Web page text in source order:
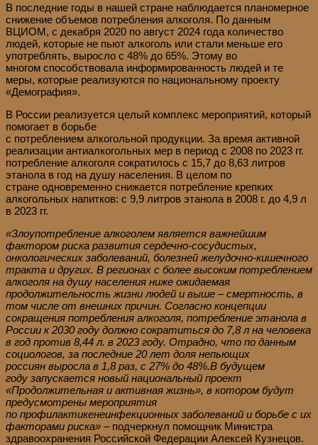
В последние годы в нашей стране наблюдается планомерное
снижение объемов потребления алкоголя. По данным
ВЦИОМ, с декабря 2020 по август 2024 года количество
людей, которые не пьют алкоголь или стали меньше его
употреблять, выросло с 48% до 65%. Этому во
многом способствовала информированность людей и те
меры, которые реализуются по национальному проекту
«Демография».
В России реализуется целый комплекс мероприятий, который
помогает в борьбе
с потреблением алкогольной продукции. За время активной
реализации антиалкогольных мер в период с 2008 по 2023 гг.
потребление алкоголя сократилось с 15,7 до 8,63 литров
этанола в год на душу населения. В целом по
стране одновременно снижается потребление крепких
алкогольных напитков: с 9,9 литров этанола в 2008 г. до 4,9 л
в 2023 гг.
«Злоупотребление алкоголем является важнейшим
фактором риска развития сердечно-сосудистых,
онкологических заболеваний, болезней желудочно-кишечного
тракта и других. В регионах с более высоким потреблением
алкоголя на душу населения ниже ожидаемая
продолжительность жизни людей и выше – смертность, в
том числе от внешних причин. Согласно концепции
сокращения потребления алкоголя, потребление этанола в
России к 2030 году должно сократиться до 7,8 л на человека
в год против 8,44 л. в 2023 году. Отрадно, что по данным
социологов, за последние 20 лет доля непьющих
россиян выросла в 1,8 раз, с 27% до 48%.В будущем
году запускается новый национальный проект
«Продолжительная и активная жизнь», в котором будут
предусмотрены мероприятия
по профилактикенеинфекционных заболеваний и борьбе с их
факторами риска» – подчеркнул помощник Министра
здравоохранения Российской Федерации Алексей Кузнецов.